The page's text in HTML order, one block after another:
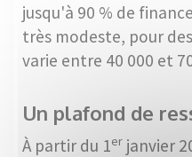
jusqu'à 90 % de
très modeste, pour
varie entre 40 000 et
Un plafond de
À partir du 1er janvier